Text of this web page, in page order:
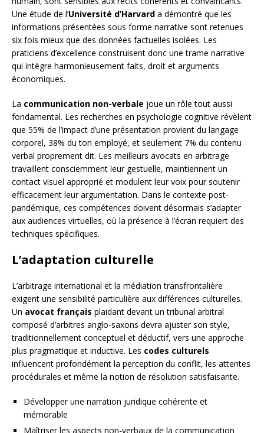
Une étude de l’Université d’Harvard a démontré que les
informations présentées sous forme narrative sont retenues
six fois mieux que des données factuelles isolées. Les
praticiens d’excellence construisent donc une trame narrative
qui intègre harmonieusement faits, droit et arguments
économiques.
La communication non-verbale joue un rôle tout aussi
fondamental. Les recherches en psychologie cognitive révèlent
que 55% de l’impact d’une présentation provient du langage
corporel, 38% du ton employé, et seulement 7% du contenu
verbal proprement dit. Les meilleurs avocats en arbitrage
travaillent consciemment leur gestuelle, maintiennent un
contact visuel approprié et modulent leur voix pour soutenir
efficacement leur argumentation. Dans le contexte post-
pandémique, ces compétences doivent désormais s’adapter
aux audiences virtuelles, où la présence à l’écran requiert des
techniques spécifiques.
L’adaptation culturelle
L’arbitrage international et la médiation transfrontalière
exigent une sensibilité particulière aux différences culturelles.
Un avocat français plaidant devant un tribunal arbitral
composé d’arbitres anglo-saxons devra ajuster son style,
traditionnellement conceptuel et déductif, vers une approche
plus pragmatique et inductive. Les codes culturels
influencent profondément la perception du conflit, les attentes
procédurales et même la notion de résolution satisfaisante.
Développer une narration juridique cohérente et
mémorable
Maîtriser les aspects non-verbaux de la communication